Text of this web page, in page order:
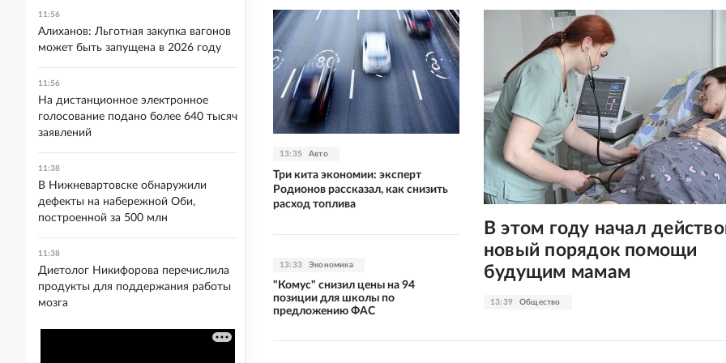
13:39 Общество
В этом году начал
новый порядок помощи
будущим мамам
13:35 Авто
Три кита экономии: эксперт
Родионов рассказал, как снизить
расход топлива
13:33 Экономика
"Комус" снизил цены на 94
позиции для школы по
предложению ФАС
11:56
Алиханов: Льготная закупка вагонов
может быть запущена в 2026 году
11:56
На дистанционное электронное
голосование подано более 640 тысяч
заявлений
11:38
В Нижневартовске обнаружили
дефекты на набережной Оби,
построенной за 500 млн
11:38
Диетолог Никифорова перечислила
продукты для поддержания работы
мозга